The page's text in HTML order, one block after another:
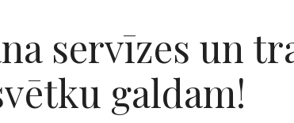
servīzes un
galdam!